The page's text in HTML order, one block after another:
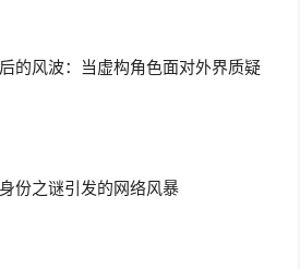
的风波：当虚构角色面对外界质疑
份之谜引发的网络风暴